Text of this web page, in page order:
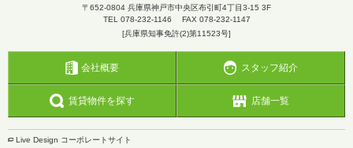
〒652-0804 兵庫県神戸市中央区布引町4丁目3-15 3F
TEL 078-232-1146
FAX 078-232-1147
[兵庫県知事免許(2)第11523号]
会社概要 スタッフ紹介
賃貸物件を探す 店舗一覧
Live Design コーポレートサイト